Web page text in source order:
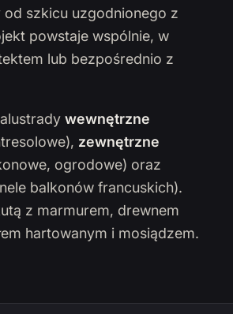
szkicu uzgodnionego z
powstaje wspólnie, w
lub bezpośrednio z
wewnętrzne
zewnętrzne
ogrodowe) oraz
balkonów francuskich).
z marmurem, drewnem
hartowanym i mosiądzem.